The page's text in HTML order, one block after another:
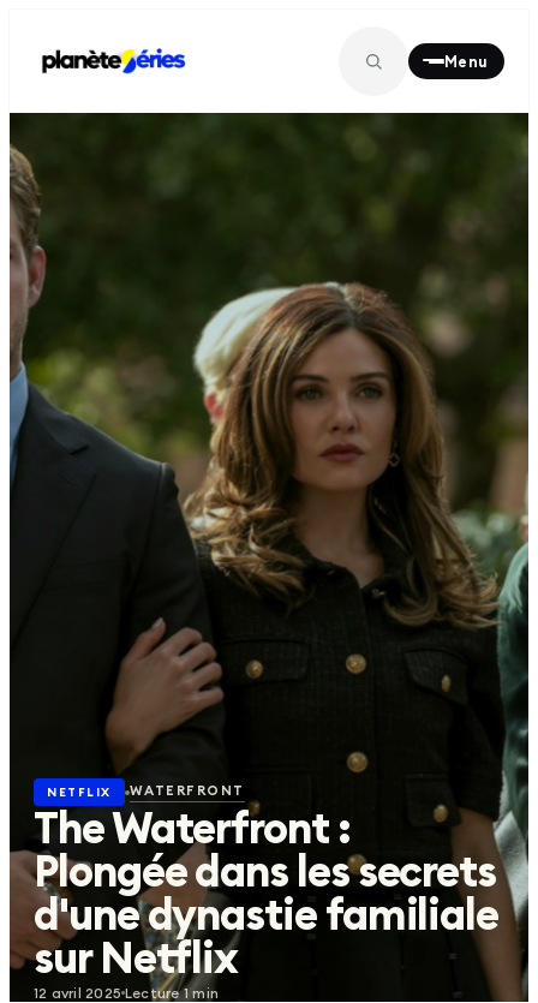
Menu
À la une
02 Séries
Films
Agenda
Actus
À LA UNE EN CE MOMENT
SWAT EXILES
DÉCOUVRIR
SUIVEZ-NOUS
NETFLIX WATERFRONT
The Waterfront :
Plongée dans les secrets
d'une dynastie familiale
sur Netflix
12 avril 2025 Lecture1 min